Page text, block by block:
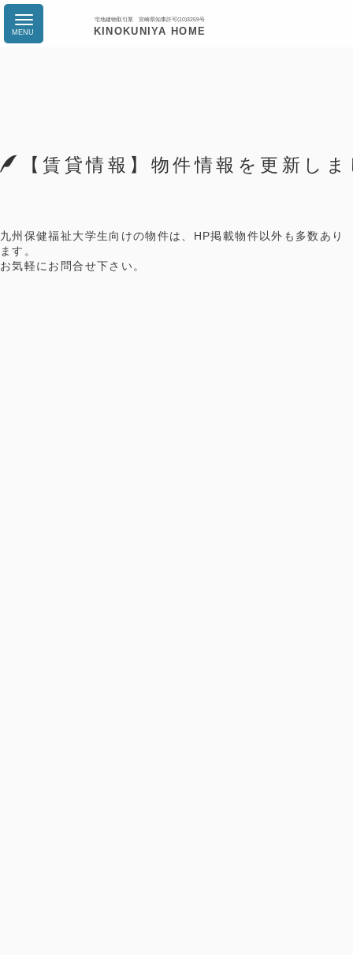
KINOKUNIYA HOME
宅地建物取引業 宮崎県知事許可(10)3259号
【賃貸情報】物件情報を更新し
九州保健福祉大学生向けの物件は、HP掲載物件以外も多数あり
ます。
お気軽にお問合せ下さい。